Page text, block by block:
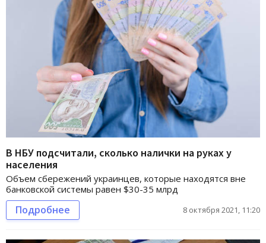
В НБУ подсчитали, сколько налички на руках у
населения
Объем сбережений украинцев, которые находятся вне
банковской системы равен $30-35 млрд
Подробнее 8 октября 2021, 11:20